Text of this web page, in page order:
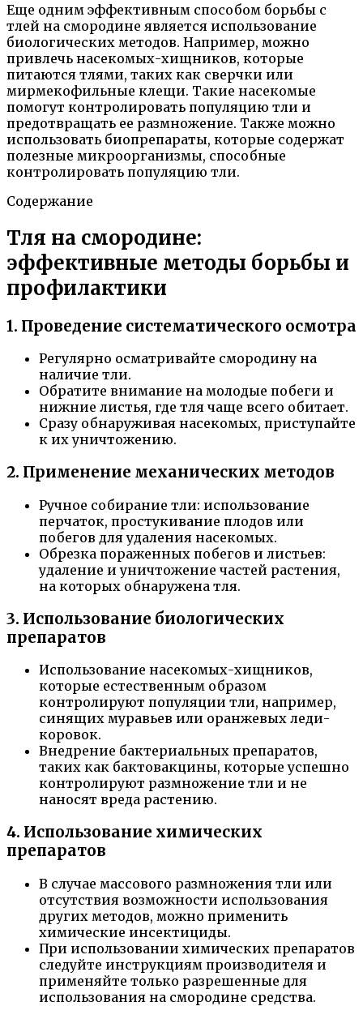
Еще одним эффективным способом борьбы с
тлей на смородине является использование
биологических методов. Например, можно
привлечь насекомых-хищников, которые
питаются тлями, таких как сверчки или
мирмекофильные клещи. Такие насекомые
помогут контролировать популяцию тли и
предотвращать ее размножение. Также можно
использовать биопрепараты, которые содержат
полезные микроорганизмы, способные
контролировать популяцию тли.
Содержание
Тля на смородине:
эффективные методы борьбы и
профилактики
1. Проведение систематического осмотра
Регулярно осматривайте смородину на
наличие тли.
Обратите внимание на молодые побеги и
нижние листья, где тля чаще всего обитает.
Сразу обнаруживая насекомых, приступайте
к их уничтожению.
2. Применение механических методов
Ручное собирание тли: использование
перчаток, простукивание плодов или
побегов для удаления насекомых.
Обрезка пораженных побегов и листьев:
удаление и уничтожение частей растения,
на которых обнаружена тля.
3. Использование биологических
препаратов
Использование насекомых-хищников,
которые естественным образом
контролируют популяции тли, например,
синящих муравьев или оранжевых леди-
коровок.
Внедрение бактериальных препаратов,
таких как бактовакцины, которые успешно
контролируют размножение тли и не
наносят вреда растению.
4. Использование химических
препаратов
В случае массового размножения тли или
отсутствия возможности использования
других методов, можно применить
химические инсектициды.
При использовании химических препаратов
следуйте инструкциям производителя и
применяйте только разрешенные для
использования на смородине средства.